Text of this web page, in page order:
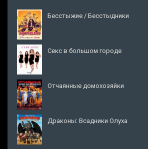
Бесстыжие / Бесстыдники
Секс в большом городе
Отчаянные домохозяйки
Драконы: Всадники Олуха